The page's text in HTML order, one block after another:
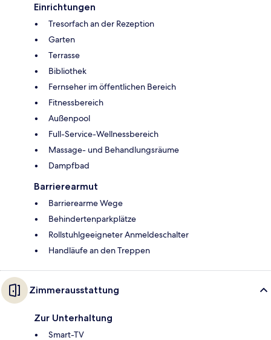
Einrichtungen
Tresorfach an der Rezeption
Garten
Terrasse
Bibliothek
Fernseher im öffentlichen Bereich
Fitnessbereich
Außenpool
Full-Service-Wellnessbereich
Massage- und Behandlungsräume
Dampfbad
Barrierearmut
Barrierearme Wege
Behindertenparkplätze
Rollstuhlgeeigneter Anmeldeschalter
Handläufe an den Treppen
Zimmerausstattung
Zur Unterhaltung
Smart-TV